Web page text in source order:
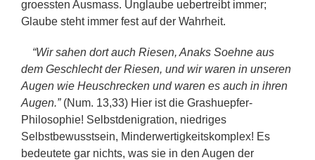
groessten Ausmass. Unglaube uebertreibt immer;
Glaube steht immer fest auf der Wahrheit.
“Wir sahen dort auch Riesen, Anaks Soehne aus
dem Geschlecht der Riesen, und wir waren in unseren
Augen wie Heuschrecken und waren es auch in ihren
Augen.” (Num. 13,33) Hier ist die Grashuepfer-
Philosophie! Selbstdenigration, niedriges
Selbstbewusstsein, Minderwertigkeitskomplex! Es
bedeutete gar nichts, was sie in den Augen der